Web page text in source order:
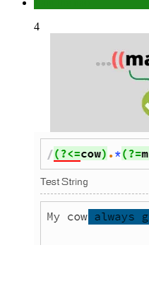
4